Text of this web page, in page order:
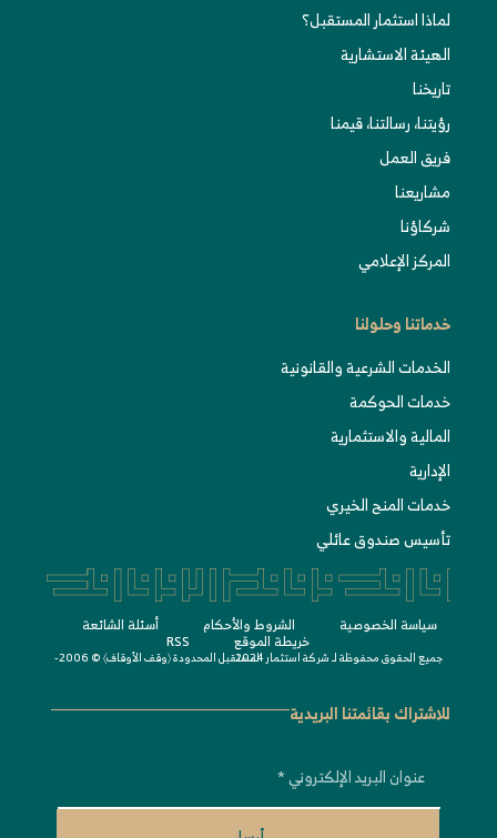
لماذا استثمار المستقبل؟
الهيئة الاستشارية
تاريخنا
رؤيتنا، رسالتنا، قيمنا
فريق العمل
مشاريعنا
شركاؤنا
المركز الإعلامي
خدماتنا وحلولنا
الخدمات الشرعية والقانونية
خدمات الحوكمة
المالية والاستثمارية
الإدارية
خدمات المنح الخيري
تأسيس صندوق عائلي
للاشتراك بقائمتنا البريدية
سياسة الخصوصية الشروط واﻷحكام أسئلة الشائعة
خريطة الموقع RSS
جميع الحقوق محفوظة لـشركة استثمار المستقبل المحدودة 〈وقف الأوقاف〉 © 2006-2024